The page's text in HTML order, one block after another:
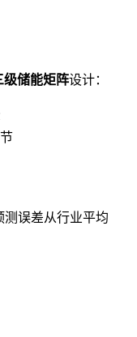
级储能矩阵设计：
误差从行业平均